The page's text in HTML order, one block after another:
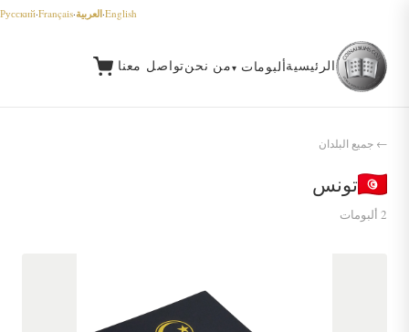
English
·العربية·
Français
·
Русский
الرئيسيةألبومات من نحنتواصل معنا
← جميع البلدان
تونس
2 ألبومات